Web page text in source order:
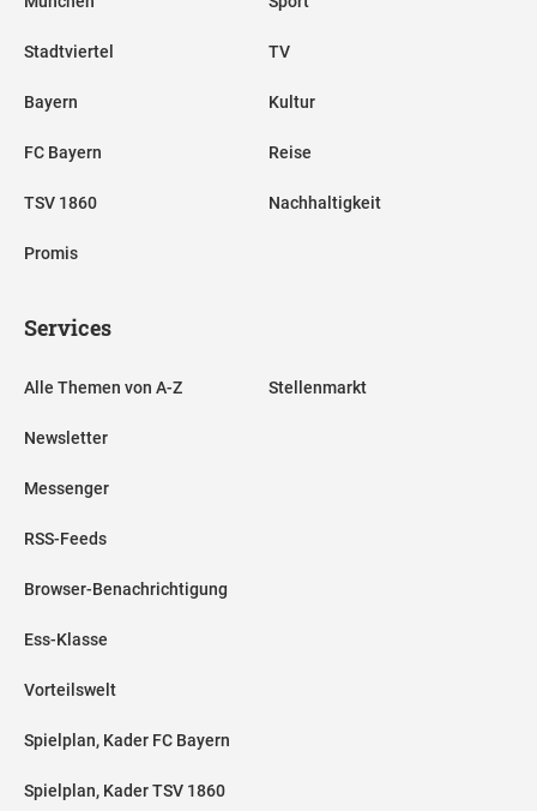
Stadtviertel
Bayern
FC Bayern
TSV 1860
Promis
TV
Kultur
Reise
Nachhaltigkeit
Services
Alle Themen von A-Z
Newsletter
Messenger
RSS-Feeds
Browser-Benachrichtigung
Ess-Klasse
Vorteilswelt
Spielplan, Kader FC Bayern
Spielplan, Kader TSV 1860
Stellenmarkt